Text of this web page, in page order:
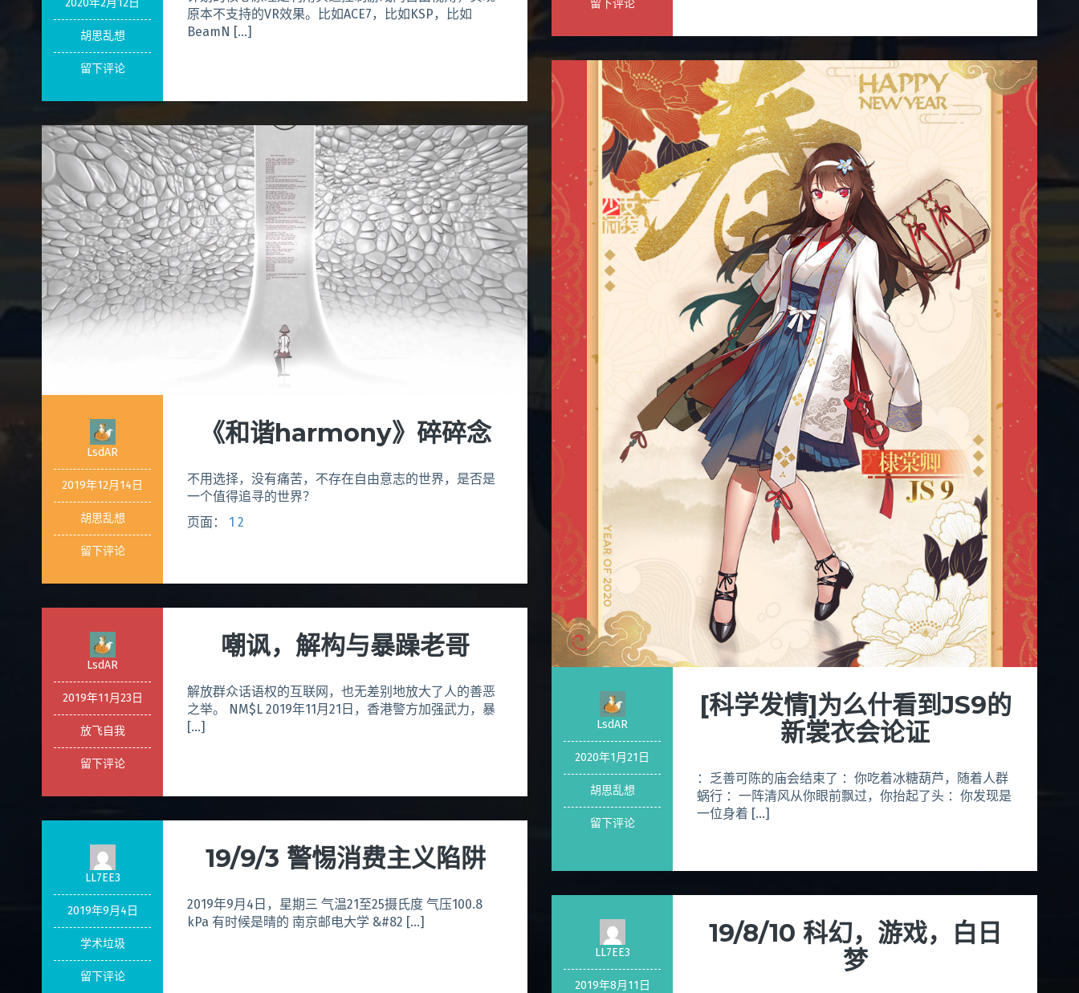
留下评论
2020年2月12日
胡思乱想
留下评论
原本不支持的VR效果。比如ACE7，比如KSP，比如
BeamN […]
LsdAR
2020年1月21日
胡思乱想
留下评论
[科学发情]为么什看到JS9的
新裳衣会论证
：乏善可陈的庙会结束了 ：你吃着冰糖葫芦，随着人群
蜗行 ：一阵清风从你眼前飘过，你抬起了头 ：你发现是
一位身着 […]
LsdAR
2019年12月14日
胡思乱想
留下评论
《和谐harmony》碎碎念
不用选择，没有痛苦，不存在自由意志的世界，是否是
一个值得追寻的世界？
页面： 1 2
LsdAR
2019年11月23日
放飞自我
留下评论
嘲讽，解构与暴躁老哥
解放群众话语权的互联网，也无差别地放大了人的善恶
之举。 NM$L 2019年11月21日，香港警方加强武力，暴
[…]
LL7EE3
2019年9月4日
学术垃圾
留下评论
19/9/3 警惕消费主义陷阱
2019年9月4日，星期三 气温21至25摄氏度 气压100.8
kPa 有时候是晴的 南京邮电大学 &#82 […]
LL7EE3
2019年8月11日
19/8/10 科幻，游戏，白日
梦